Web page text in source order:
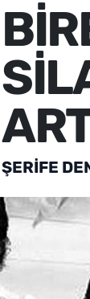
ŞERIFE